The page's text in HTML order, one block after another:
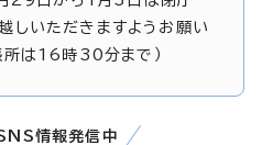
しいただきますようお願い
所は16時30分まで）
情報発信中